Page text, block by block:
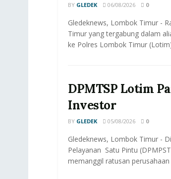
BY GLEDEK 06/08/2026 0
Gledeknews, Lombok Timur -
Timur yang tergabung dalam
ke Polres Lombok Timur
DPMTSP Lotim
Investor
BY GLEDEK 05/08/2026 0
Gledeknews, Lombok Timur -
Pelayanan Satu Pintu
memanggil ratusan perusahaan